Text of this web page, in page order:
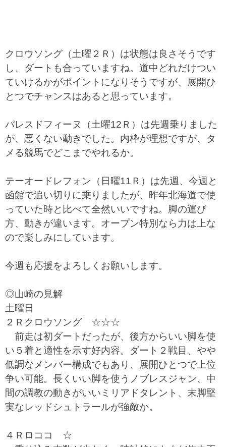
クロウソング（土曜２Ｒ）は状態は良さそうです
し、ダートも合っていますね。道中どれだけつい
ていけるかがポイントになりそうですが、展開ひ
とつでチャンスはあると思っています。
パレスドフィーヌ（土曜12Ｒ）は先週乗りました
が、悪くない動きでした。内枠が理想ですが、タ
メる競馬でどこまでやれるか。
テーオードレフォン（日曜11Ｒ）は先週、今週と
函館で追い切りに乗りましたが、昨年北海道で使
っていた時と比べて全然いいですね。脚の運び
方、動きが違います。オープン特別なら力は上な
ので楽しみにしています。
今週も応援をよろしくお願いします。
◎山崎の見解
土曜日
２Ｒクロウソング ☆☆☆
前走は初ダートだったが、後方からいい脚を使
い５着と適性を示す好内容。ダート２戦目、やや
低調なメンバー構成でもあり、展開ひとつで上位
争い可能。長くいい脚を使うノブレスジャン、中
間の調教の動きがいいミリアドタレント、末脚堅
実なレッドシュトラールが強敵か。
４Ｒロココ ☆